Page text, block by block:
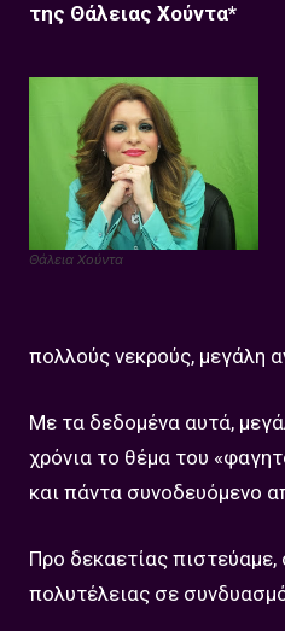
της Θάλειας Χούντα*
Θάλεια Χούντα
πολλούς νεκρούς, μεγάλη
Με τα δεδομένα αυτά,
χρόνια το θέμα του
και πάντα συνοδευόμενο
Προ δεκαετίας
πολυτέλειας σε